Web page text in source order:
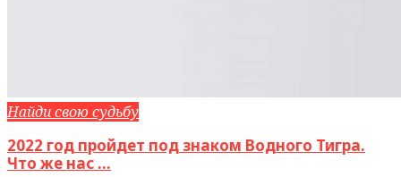
Найди свою судьбу
2022 год пройдет под знаком Водного Тигра.
Что же нас ...